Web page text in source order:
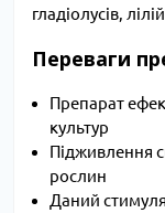
гладіолусів,
Переваги
Препарат
культур
Підживлення
рослин
Даний